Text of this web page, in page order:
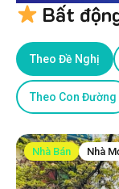
Bất
Theo Đề Nghị
Theo Con Đường
Nhà Bán Nhà